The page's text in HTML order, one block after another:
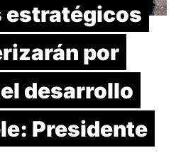
estratégicos
por
desarrollo
Presidente